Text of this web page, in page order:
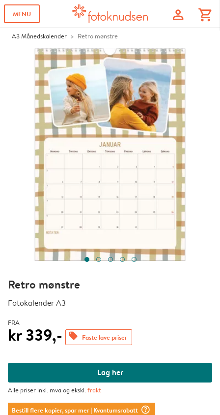
MENU profile shopping_cart
A3 Månedskalender Retro mønstre
Retro mønstre
Fotokalender A3
FRA
kr 339,- offers Faste lave priser
Lag her
Alle priser inkl. mva og ekskl.frakt
Bestill flere kopier, spar mer| Kvantumsrabatt question_mark_circle